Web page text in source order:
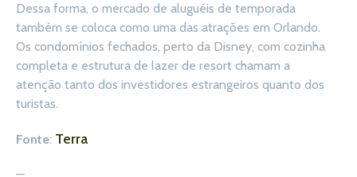
Dessa forma, o mercado de aluguéis de temporada
também se coloca como uma das atrações em Orlando.
Os condomínios fechados, perto da Disney, com cozinha
completa e estrutura de lazer de resort chamam a
atenção tanto dos investidores estrangeiros quanto dos
turistas.
Fonte: Terra